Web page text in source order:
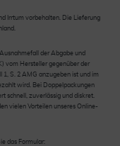
Irrtum vorbehalten. Die Lieferung
der Abgabe und
vom Hersteller gegenüber der
1, S. 2 AMG anzugeben ist und im
wird. Bei Doppelpackungen
schnell, zuverlässig und diskret.
vielen Vorteilen unseres Online-
das Formular: